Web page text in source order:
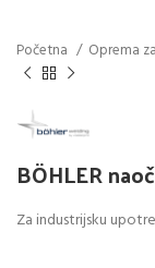
Početna Oprema
BÖHLER
Za industrijsku